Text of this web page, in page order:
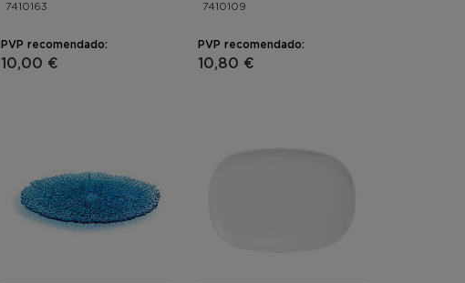
7410163
PVP recomendado:
10,00 €
7410109
PVP recomendado:
10,80 €